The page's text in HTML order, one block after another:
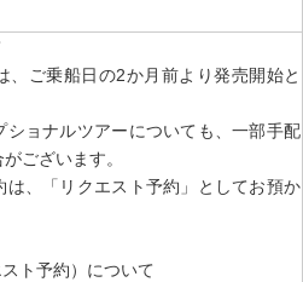
、ご乗船日の2か月前より発売開始と
ショナルツアーについても、一部手配
ございます。
は、「リクエスト予約」としてお預か
ト予約）について